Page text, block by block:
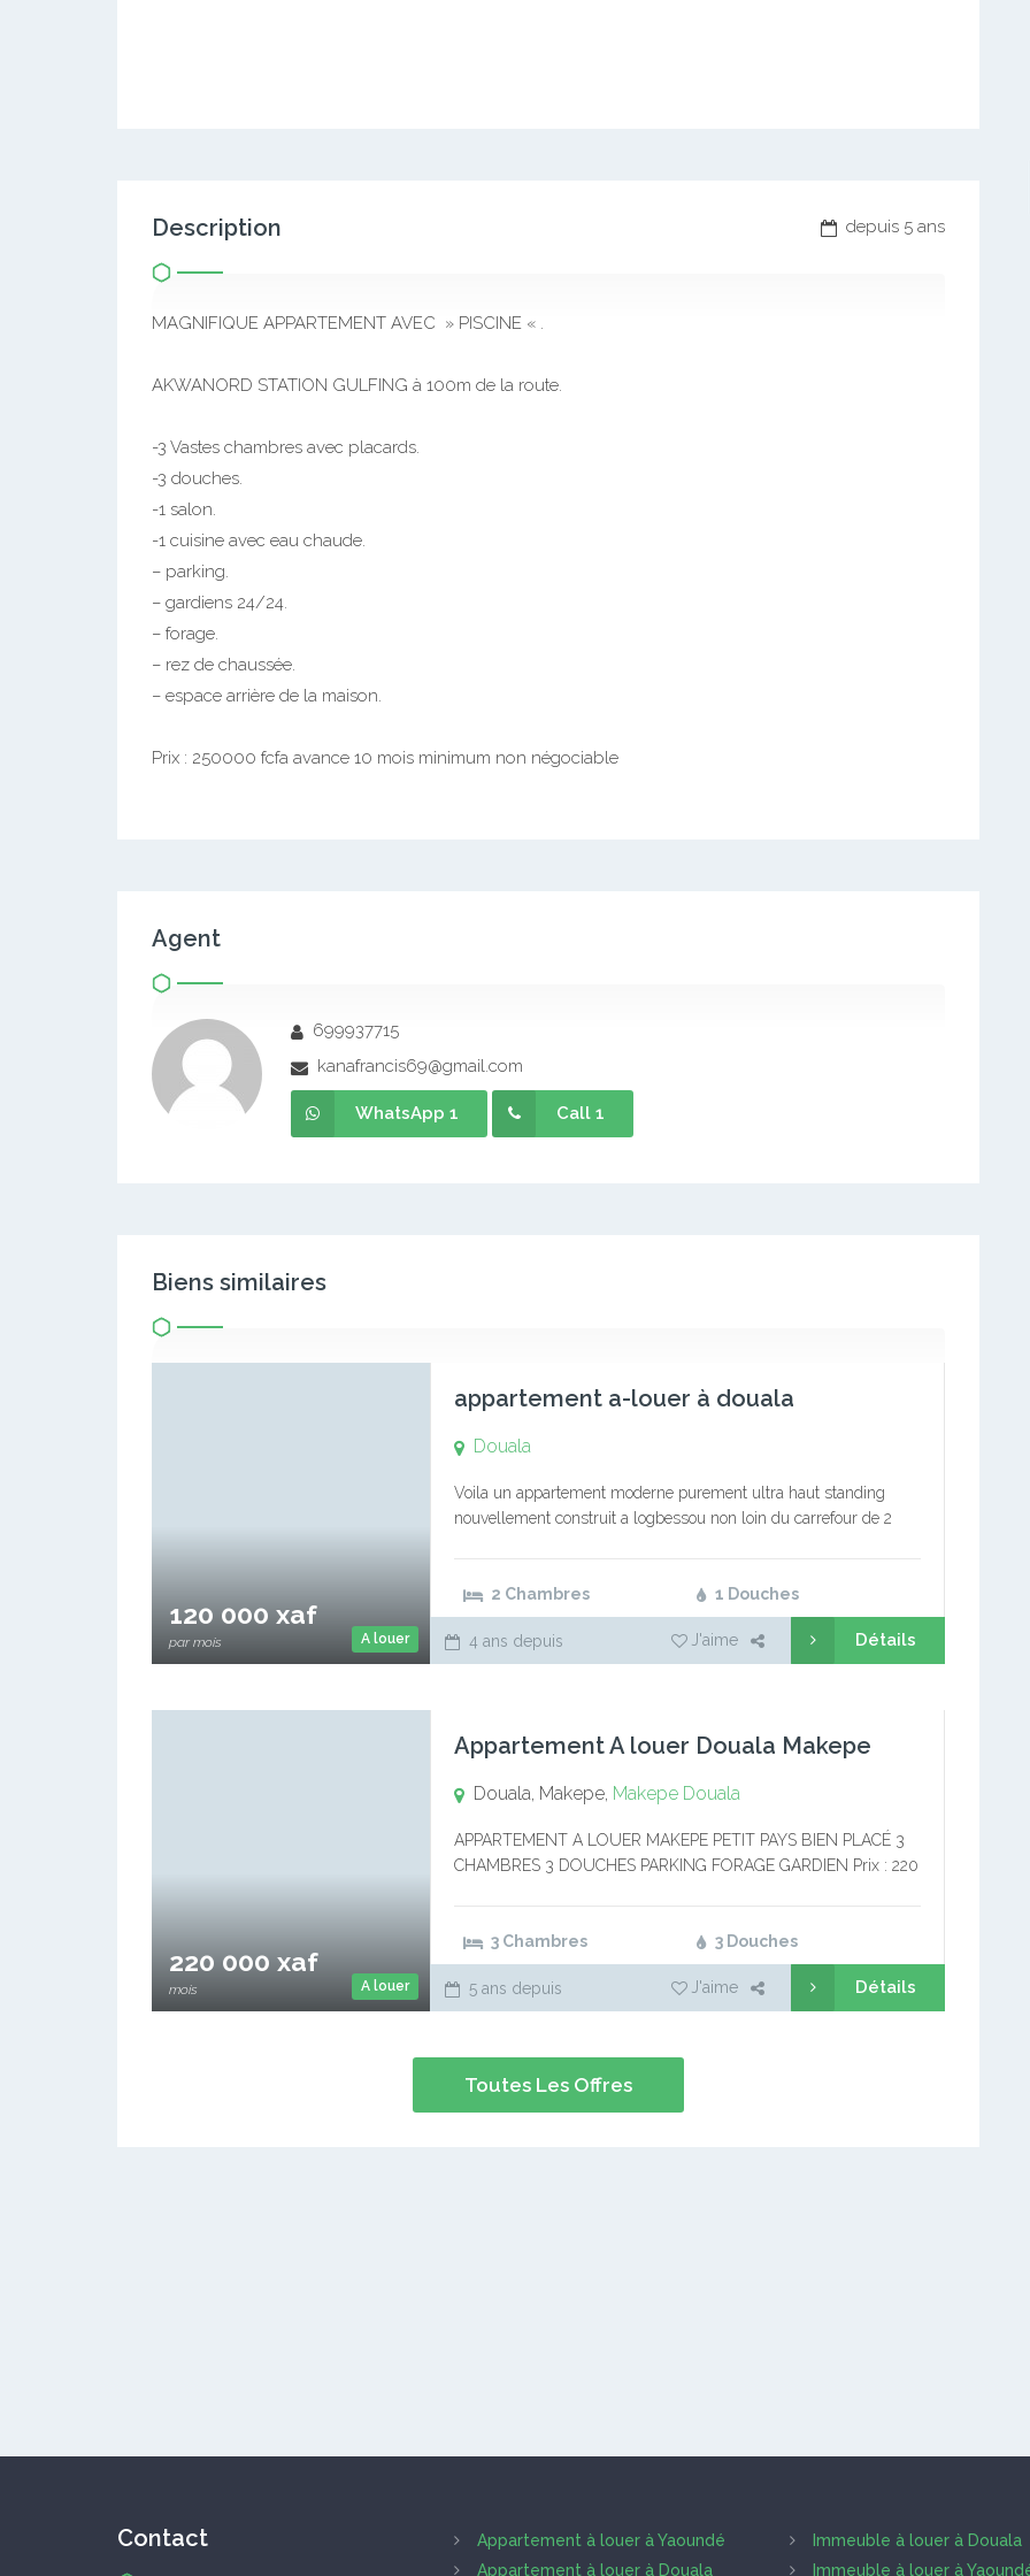
depuis 5 ans
Description
MAGNIFIQUE APPARTEMENT AVEC » PISCINE « .
AKWANORD STATION GULFING à 100m de la route.
-3 Vastes chambres avec placards.
-3 douches.
-1 salon.
-1 cuisine avec eau chaude.
– parking.
– gardiens 24/24.
– forage.
– rez de chaussée.
– espace arrière de la maison.
Prix : 250000 fcfa avance 10 mois minimum non négociable
Agent
699937715
kanafrancis69@gmail.com
WhatsApp 1 Call 1
Biens similaires
A louer
120 000 xaf
par mois
appartement a-louer à douala
Douala
Voila un appartement moderne purement ultra haut standing
nouvellement construit a logbessou non loin du carrefour de 2
2 Chambres
1 Douches
4 ans depuis J'aime Détails
A louer
220 000 xaf
mois
Appartement A louer Douala Makepe
Douala, Makepe, Makepe Douala
APPARTEMENT A LOUER MAKEPE PETIT PAYS BIEN PLACÉ 3
CHAMBRES 3 DOUCHES PARKING FORAGE GARDIEN Prix : 220
3 Chambres 3 Douches
5 ans depuis J'aime Détails
Toutes Les Offres
Contact
Appartement à louer à Yaoundé
Appartement à louer à Douala
Immeuble à louer à Douala
Immeuble à louer à